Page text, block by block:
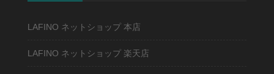
LAFINO ネットショップ 本店
LAFINO ネットショップ 楽天店